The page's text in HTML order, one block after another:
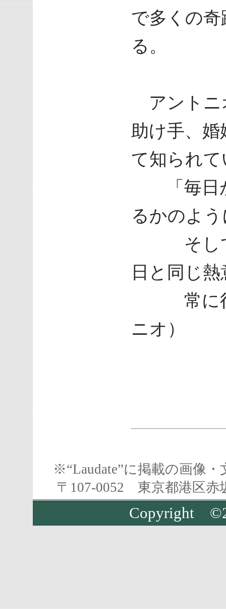
で多くの
る。
アントニ
助け手、婚
て知られ
「毎日が
るかのよ
そして
日と同じ
常に行
ニオ）
※“Laudate”に掲載の画像
〒107-0052 東京都港区
Copyright